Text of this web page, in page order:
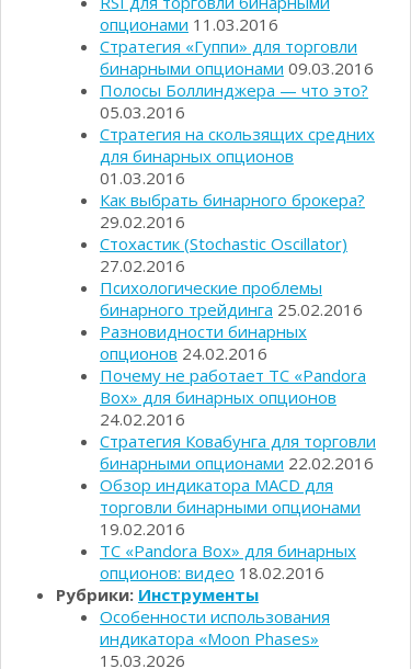
опционами 11.03.2016
Стратегия «Гуппи» для торговли
бинарными опционами 09.03.2016
Полосы Боллинджера — что это?
05.03.2016
Стратегия на скользящих средних
для бинарных опционов
01.03.2016
Как выбрать бинарного брокера?
29.02.2016
Стохастик (Stochastic Oscillator)
27.02.2016
Психологические проблемы
бинарного трейдинга 25.02.2016
Разновидности бинарных
опционов 24.02.2016
Почему не работает ТС «Pandora
Box» для бинарных опционов
24.02.2016
Стратегия Ковабунга для торговли
бинарными опционами 22.02.2016
Обзор индикатора MACD для
торговли бинарными опционами
19.02.2016
ТС «Pandora Box» для бинарных
опционов: видео 18.02.2016
Рубрики: Инструменты
Особенности использования
индикатора «Moon Phases»
15.03.2026